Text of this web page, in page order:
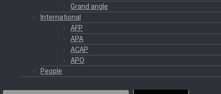
Grand angle
International
AFP
APA
ACAP
APO
People